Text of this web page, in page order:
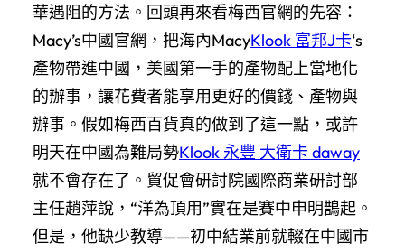
華遇阻的方法。回頭再來看梅西官網的先容：
Macy’s中國官網，把海內MacyKlook 富邦J卡‘s
產物帶進中國，美國第一手的產物配上當地化
的辦事，讓花費者能享用更好的價錢、產物與
辦事。假如梅西百貨真的做到了這一點，或許
明天在中國為難局勢Klook 永豐 大衛卡 daway
就不會存在了。貿促會研討院國際商業研討部
主任趙萍說，“洋為頂用”實在是賽中申明鵲起。
但是，他缺少教導——初中結業前就輟在中國市